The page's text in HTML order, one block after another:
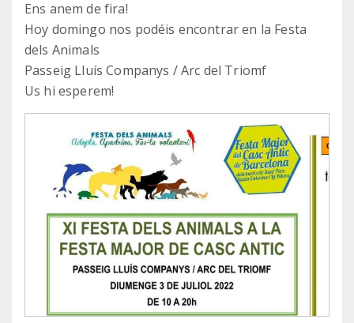
Ens anem de fira!
Hoy domingo nos podéis encontrar en la Festa
dels Animals
Passeig Lluís Companys / Arc del Triomf
Us hi esperem!